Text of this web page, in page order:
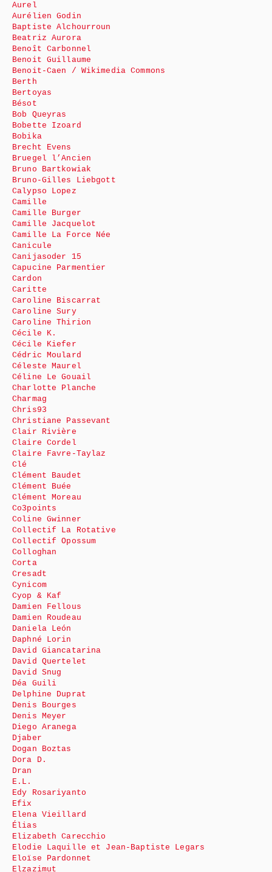
Aurel
Aurélien Godin
Baptiste Alchourroun
Beatriz Aurora
Benoît Carbonnel
Benoit Guillaume
Benoit-Caen / Wikimedia Commons
Berth
Bertoyas
Bésot
Bob Queyras
Bobette Izoard
Bobika
Brecht Evens
Bruegel l’Ancien
Bruno Bartkowiak
Bruno-Gilles Liebgott
Calypso Lopez
Camille
Camille Burger
Camille Jacquelot
Camille La Force Née
Canicule
Canijasoder 15
Capucine Parmentier
Cardon
Caritte
Caroline Biscarrat
Caroline Sury
Caroline Thirion
Cécile K.
Cécile Kiefer
Cédric Moulard
Céleste Maurel
Céline Le Gouail
Charlotte Planche
Charmag
Chris93
Christiane Passevant
Clair Rivière
Claire Cordel
Claire Favre-Taylaz
Clé
Clément Baudet
Clément Buée
Clément Moreau
Co3points
Coline Gwinner
Collectif La Rotative
Collectif Opossum
Colloghan
Corta
Cresadt
Cynicom
Cyop & Kaf
Damien Fellous
Damien Roudeau
Daniela León
Daphné Lorin
David Giancatarina
David Quertelet
David Snug
Déa Guili
Delphine Duprat
Denis Bourges
Denis Meyer
Diego Aranega
Djaber
Dogan Boztas
Dora D.
Dran
E.L.
Edy Rosariyanto
Efix
Elena Vieillard
Élias
Elizabeth Carecchio
Elodie Laquille et Jean-Baptiste Legars
Eloïse Pardonnet
Elzazimut